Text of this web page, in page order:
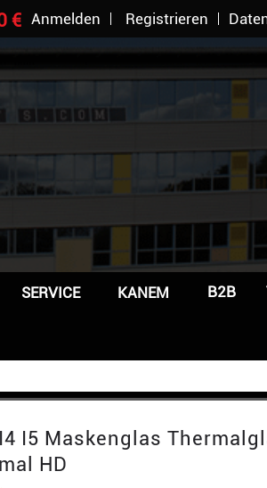
€ Anmelden Registrieren
SERVICE KANEM B2B
I5 Maskenglas
HD